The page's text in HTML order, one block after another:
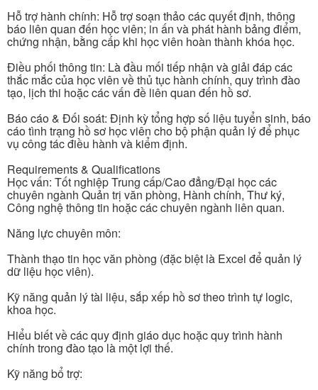
Hỗ trợ hành chính: Hỗ trợ soạn thảo các quyết định, thông
báo liên quan đến học viên; in ấn và phát hành bảng điểm,
chứng nhận, bằng cấp khi học viên hoàn thành khóa học.
Điều phối thông tin: Là đầu mối tiếp nhận và giải đáp các
thắc mắc của học viên về thủ tục hành chính, quy trình đào
tạo, lịch thi hoặc các vấn đề liên quan đến hồ sơ.
Báo cáo & Đối soát: Định kỳ tổng hợp số liệu tuyển sinh, báo
cáo tình trạng hồ sơ học viên cho bộ phận quản lý để phục
vụ công tác điều hành và kiểm định.
Requirements & Qualifications
Học vấn: Tốt nghiệp Trung cấp/Cao đẳng/Đại học các
chuyên ngành Quản trị văn phòng, Hành chính, Thư ký,
Công nghệ thông tin hoặc các chuyên ngành liên quan.
Năng lực chuyên môn:
Thành thạo tin học văn phòng (đặc biệt là Excel để quản lý
dữ liệu học viên).
Kỹ năng quản lý tài liệu, sắp xếp hồ sơ theo trình tự logic,
khoa học.
Hiểu biết về các quy định giáo dục hoặc quy trình hành
chính trong đào tạo là một lợi thế.
Kỹ năng bổ trợ: